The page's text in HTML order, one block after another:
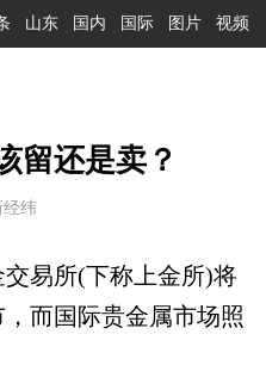
山东 国内 国际 图片 视频
留还是卖？
经纬
易所(下称上金所)将
而国际贵金属市场照